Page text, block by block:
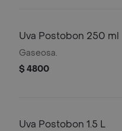
Uva Postobon 250 ml
Gaseosa.
$ 4800
Uva Postobon 1.5 L